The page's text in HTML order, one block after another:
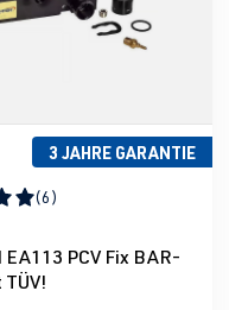
3 JAHRE GARANTIE
Bewertung von 5
(6)
EA113 PCV Fix BAR-